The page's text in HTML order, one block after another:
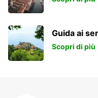
Guida ai
Scopri di più